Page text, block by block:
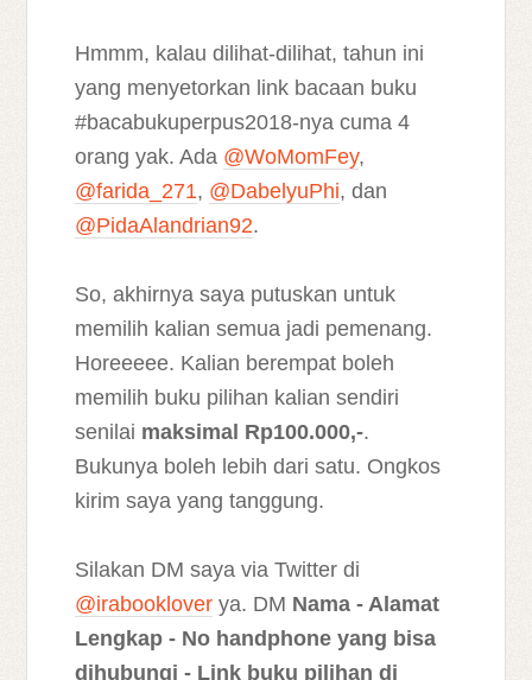
Hmmm, kalau dilihat-dilihat, tahun ini
yang menyetorkan link bacaan buku
#bacabukuperpus2018-nya cuma 4
orang yak. Ada @WoMomFey,
@farida_271, @DabelyuPhi, dan
@PidaAlandrian92.
So, akhirnya saya putuskan untuk
memilih kalian semua jadi pemenang.
Horeeeee. Kalian berempat boleh
memilih buku pilihan kalian sendiri
senilai maksimal Rp100.000,-.
Bukunya boleh lebih dari satu. Ongkos
kirim saya yang tanggung.
Silakan DM saya via Twitter di
@irabooklover ya. DM Nama - Alamat
Lengkap - No handphone yang bisa
dihubungi - Link buku pilihan di